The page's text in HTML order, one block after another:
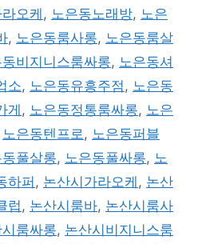
오케, 노은동노래방, 노은
, 노은동룸사롱, 노은동룸살
동비지니스룸싸롱, 노은동셔
소, 노은동유흥주점 , 노은동
게, 노은동정통룸싸롱, 노은
노은동텐프로 , 노은동퍼블
동풀살롱, 노은동풀싸롱, 노
하퍼 , 논산시가라오케 , 논산
럽 , 논산시룸바, 논산시룸사
룸싸롱, 논산시비지니스룸